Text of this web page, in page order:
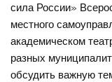
сила России»
местного
академическом
разных
обсудить важную